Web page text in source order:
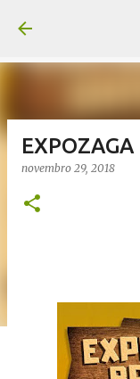
novembro 29, 2018